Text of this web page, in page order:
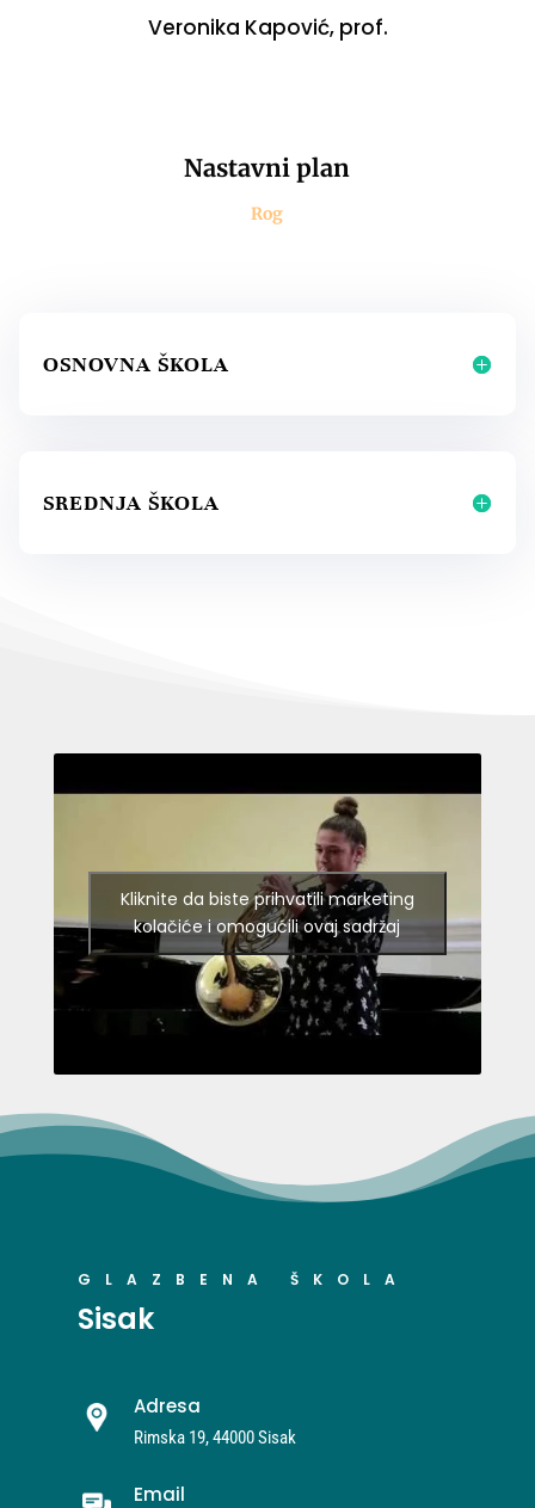
Veronika Kapović, prof.
Nastavni plan
Rog
OSNOVNA ŠKOLA
SREDNJA ŠKOLA
Kliknite da biste prihvatili marketing
kolačiće i omogućili ovaj sadržaj
GLAZBENA ŠKOLA
Sisak
Adresa
Rimska 19, 44000 Sisak
Email